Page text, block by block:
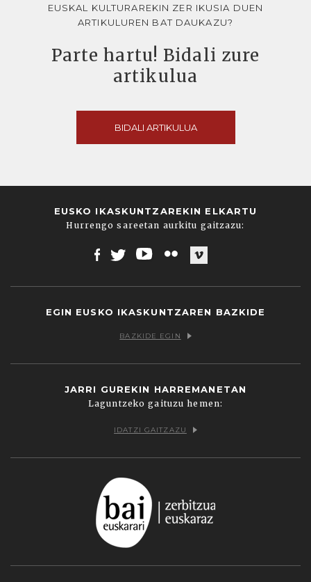
EUSKAL KULTURAREKIN ZER IKUSIA DUEN
ARTIKULUREN BAT DAUKAZU?
Parte hartu! Bidali zure
artikulua
BIDALI ARTIKULUA
EUSKO IKASKUNTZAREKIN ELKARTU
Hurrengo sareetan aurkitu gaitzazu:
EGIN EUSKO IKASKUNTZAREN BAZKIDE
BAZKIDE EGIN
JARRI GUREKIN HARREMANETAN
Laguntzeko gaituzu hemen:
IDATZI GAITZAZU